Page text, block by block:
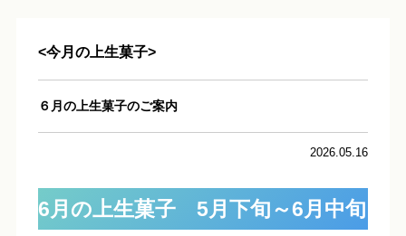
<今月の上生菓子>
６月の上生菓子のご案内
2026.05.16
6月の上生菓子 5月下旬～6月中旬